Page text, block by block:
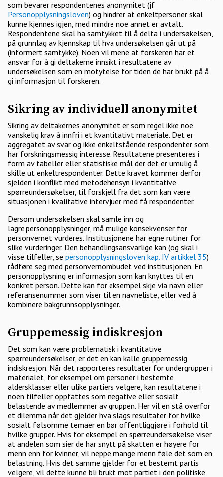
som bevarer respondentenes anonymitet (jf
Personopplysningsloven) og hindrer at enkeltpersoner skal
kunne kjennes igjen, med mindre noe annet er avtalt.
Respondentene skal ha samtykket til å delta i undersøkelsen,
på grunnlag av kjennskap til hva undersøkelsen går ut på
(informert samtykke). Noen vil mene at forskeren har et
ansvar for å gi deltakerne innsikt i resultatene av
undersøkelsen som en motytelse for tiden de har brukt på å
gi informasjon til forskeren.
Sikring av individuell anonymitet
Sikring av deltakernes anonymitet er som regel ikke noe
vanskelig krav å innfri i et kvantitativt materiale. Det er
aggregatet av svar og ikke enkeltstående respondenter som
har forskningsmessig interesse. Resultatene presenteres i
form av tabeller eller statistiske mål der det er umulig å
skille ut enkeltrespondenter. Dette kravet kommer derfor
sjelden i konflikt med metodehensyn i kvantitative
spørreundersøkelser, til forskjell fra det som kan være
situasjonen i kvalitative intervjuer med få respondenter.
Dersom undersøkelsen skal samle inn og
lagre personopplysninger, må mulige konsekvenser for
personvernet vurderes. Institusjonene har egne rutiner for
slike vurderinger. Den behandlingsansvarlige kan (og skal i
visse tilfeller, se personopplysningsloven kap. IV artikkel 35)
rådføre seg med personvernombudet ved institusjonen. En
personopplysning er informasjon som kan knyttes til en
konkret person. Dette kan for eksempel skje via navn eller
referansenummer som viser til en navneliste, eller ved å
kombinere bakgrunnsopplysninger.
Gruppemessig indiskresjon
Det som kan være problematisk i kvantitative
spørreundersøkelser, er det en kan kalle gruppemessig
indiskresjon. Når det rapporteres resultater for undergrupper i
materialet, for eksempel om personer i bestemte
aldersklasser eller ulike partiers velgere, kan resultatene i
noen tilfeller oppfattes som negative eller sosialt
belastende av medlemmer av gruppen. Her vil en stå overfor
et dilemma når det gjelder hva slags resultater for hvilke
sosialt følsomme temaer en bør offentliggjøre i forhold til
hvilke grupper. Hvis for eksempel en spørreundersøkelse viser
at andelen som sier de har snytt på skatten er høyere for
menn enn for kvinner, vil neppe mange menn føle det som en
belastning. Hvis det samme gjelder for et bestemt partis
velgere, vil dette kunne bli brukt mot partiet i den politiske